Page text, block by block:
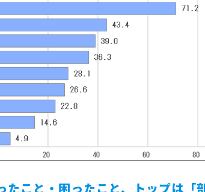
たこと・困ったこと、トップは「